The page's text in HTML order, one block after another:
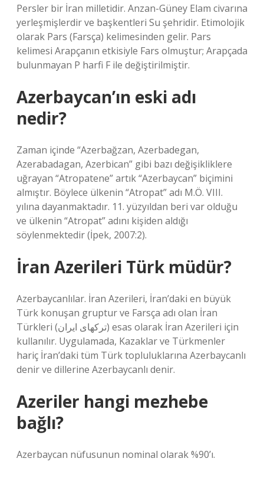
Persler bir İran milletidir. Anzan-Güney Elam civarına
yerleşmişlerdir ve başkentleri Su şehridir. Etimolojik
olarak Pars (Farsça) kelimesinden gelir. Pars
kelimesi Arapçanın etkisiyle Fars olmuştur; Arapçada
bulunmayan P harfi F ile değiştirilmiştir.
Azerbaycan’ın eski adı
nedir?
Zaman içinde “Azerbağzan, Azerbadegan,
Azerabadagan, Azerbican” gibi bazı değişikliklere
uğrayan “Atropatene” artık “Azerbaycan” biçimini
almıştır. Böylece ülkenin “Atropat” adı M.Ö. VIII.
yılına dayanmaktadır. 11. yüzyıldan beri var olduğu
ve ülkenin “Atropat” adını kişiden aldığı
söylenmektedir (İpek, 2007:2).
İran Azerileri Türk müdür?
Azerbaycanlılar. İran Azerileri, İran’daki en büyük
Türk konuşan gruptur ve Farsça adı olan İran
Türkleri (ترکهای ایران) esas olarak İran Azerileri için
kullanılır. Uygulamada, Kazaklar ve Türkmenler
hariç İran’daki tüm Türk topluluklarına Azerbaycanlı
denir ve dillerine Azerbaycanlı denir.
Azeriler hangi mezhebe
bağlı?
Azerbaycan nüfusunun nominal olarak %90’ı.